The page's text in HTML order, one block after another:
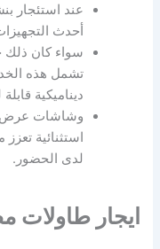
عند استئجار
أحدث
سواء كان ذلك
تشمل هذه
ديناميكية
وشاشات عرض
استثنائية
لدى الحضور.
ايجار طاولات